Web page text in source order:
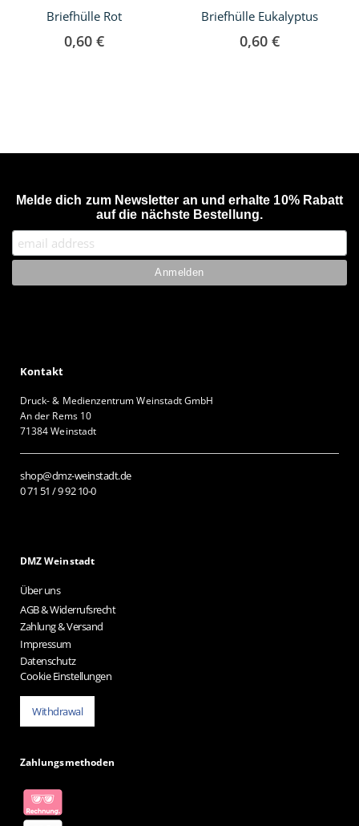
Briefhülle Rot
0,60 €
Briefhülle Eukalyptus
0,60 €
Melde dich zum Newsletter an und erhalte 10% Rabatt
auf die nächste Bestellung.
Kontakt
Druck- & Medienzentrum Weinstadt GmbH
An der Rems 10
71384 Weinstadt
shop@dmz-weinstadt.de
0 71 51 / 9 92 10-0
DMZ Weinstadt
Über uns
AGB & Widerrufsrecht
Zahlung & Versand
Impressum
Datenschutz
Cookie Einstellungen
Withdrawal
Zahlungsmethoden